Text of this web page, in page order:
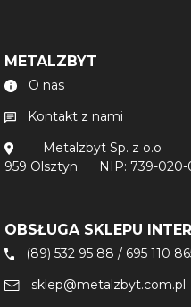
METALZBYT
O nas
Kontakt z nami
Metalzbyt Sp. z o.o
959 Olsztyn
NIP: 739-020-
OBSŁUGA SKLEPU
(89) 532 95 88 / 695 110
sklep@metalzbyt.com.pl